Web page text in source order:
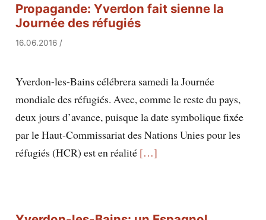
Propagande: Yverdon fait sienne la
Journée des réfugiés
16.06.2016/
Yverdon-les-Bains célébrera samedi la Journée
mondiale des réfugiés. Avec, comme le reste du pays,
deux jours d’avance, puisque la date symbolique fixée
par le Haut-Commissariat des Nations Unies pour les
réfugiés (HCR) est en réalité […]